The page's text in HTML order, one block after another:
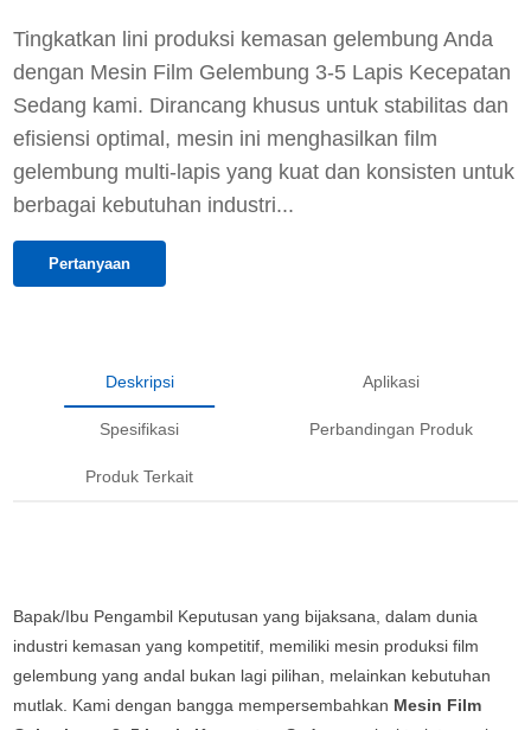
Tingkatkan lini produksi kemasan gelembung Anda
dengan Mesin Film Gelembung 3-5 Lapis Kecepatan
Sedang kami. Dirancang khusus untuk stabilitas dan
efisiensi optimal, mesin ini menghasilkan film
gelembung multi-lapis yang kuat dan konsisten untuk
berbagai kebutuhan industri...
Pertanyaan
Deskripsi Aplikasi
Spesifikasi Perbandingan Produk
Produk Terkait
Bapak/Ibu Pengambil Keputusan yang bijaksana, dalam dunia
industri kemasan yang kompetitif, memiliki mesin produksi film
gelembung yang andal bukan lagi pilihan, melainkan kebutuhan
mutlak. Kami dengan bangga mempersembahkan Mesin Film